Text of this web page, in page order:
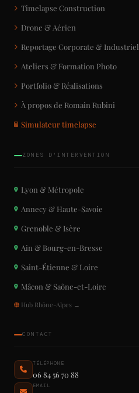
Timelapse Construction
Drone & Aérien
Reportage Corporate & Industriel
Ateliers & Formation Photo
Portfolio & Réalisations
À propos de Romain Rubini
Simulateur timelapse
ZONES D'INTERVENTION
Lyon & Métropole
Annecy & Haute-Savoie
Grenoble & Isère
Ain & Bourg-en-Bresse
Saint-Étienne & Loire
Mâcon & Saône-et-Loire
Hub Rhône-Alpes →
CONTACT
TÉLÉPHONE
06 84 56 70 88
EMAIL